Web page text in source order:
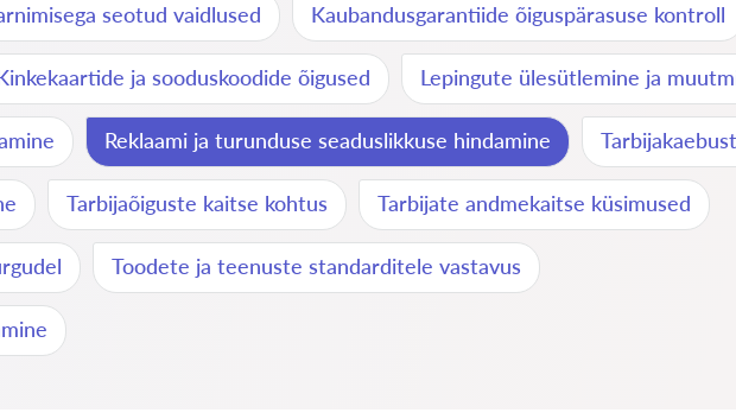
seotud vaidlused Kaubandusgarantiide õiguspärasuse kontroll
ja sooduskoodide õigused Lepingute ülesütlemine ja
Reklaami ja turunduse seaduslikkuse hindamine
Tarbijaõiguste kaitse kohtus Tarbijate andmekaitse küsimused
Toodete ja teenuste standarditele vastavus